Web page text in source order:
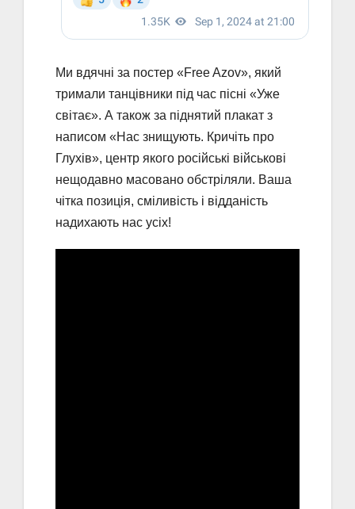
Ми вдячні за постер «Free Azov», який
тримали танцівники під час пісні «Уже
світає». А також за піднятий плакат з
написом «Нас знищують. Кричіть про
Глухів», центр якого російські військові
нещодавно масовано обстріляли. Ваша
чітка позиція, сміливість і відданість
надихають нас усіх!